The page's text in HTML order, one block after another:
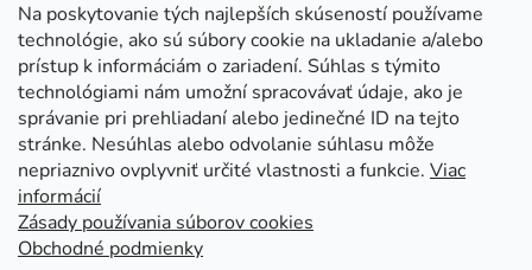
Na poskytovanie tých najlepších skúseností používame
technológie, ako sú súbory cookie na ukladanie a/alebo
prístup k informáciám o zariadení. Súhlas s týmito
technológiami nám umožní spracovávať údaje, ako je
správanie pri prehliadaní alebo jedinečné ID na tejto
stránke. Nesúhlas alebo odvolanie súhlasu môže
nepriaznivo ovplyvniť určité vlastnosti a funkcie. Viac
informácií
Zásady používania súborov cookies
Obchodné podmienky
Super. Odporúčam
Facebook
Kolex, s.r.o. - webstránka